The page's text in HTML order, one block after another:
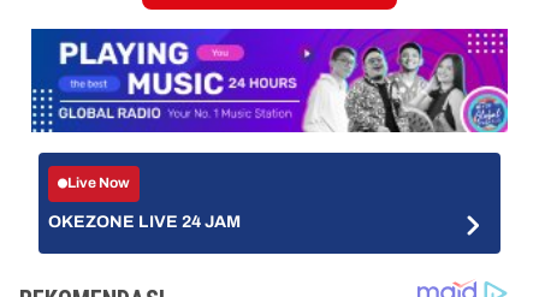
Live Now
OKEZONE LIVE 24 JAM